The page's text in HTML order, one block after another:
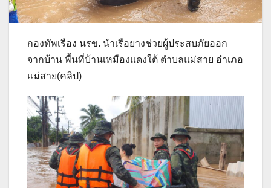
กองทัพเรือง นรข. นำเรือยางช่วยผู้ประสบภัยออก
จากบ้าน พื้นที่บ้านเหมืองแดงใต้ ตำบลแม่สาย อำเภอ
แม่สาย(คลิป)